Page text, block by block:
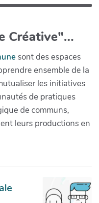
Créative"...
sont des espaces
ensemble de la
les initiatives
de pratiques
de communs,
leurs productions en